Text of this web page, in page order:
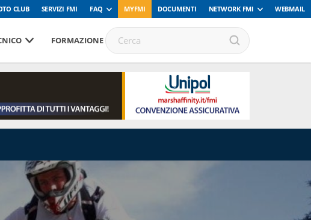
CLUB SERVIZI FMI FAQ MYFMI DOCUMENTI NETWORK FMI WEBMAIL
FORMAZIONE